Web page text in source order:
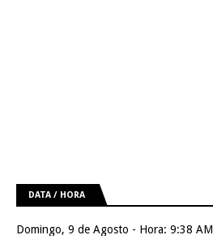
DATA / HORA
Domingo, 9 de Agosto - Hora: 9:38 AM